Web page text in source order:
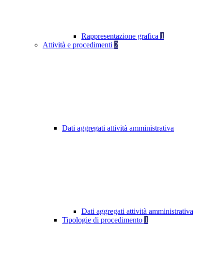
Rappresentazione grafica 1
Attività e procedimenti 2
Dati aggregati attività amministrativa
Dati aggregati attività amministrativa
Tipologie di procedimento 1